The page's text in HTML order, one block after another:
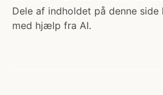
Dele af indholdet på denne
med hjælp fra AI.